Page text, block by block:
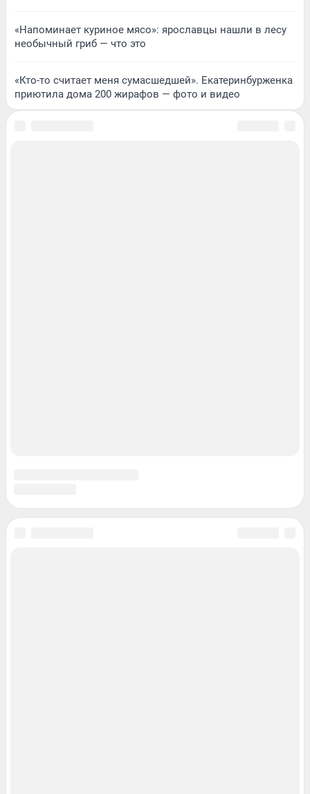
«Напоминает куриное мясо»: ярославцы нашли в лесу
необычный гриб — что это
«Кто-то считает меня сумасшедшей». Екатеринбурженка
приютила дома 200 жирафов — фото и видео